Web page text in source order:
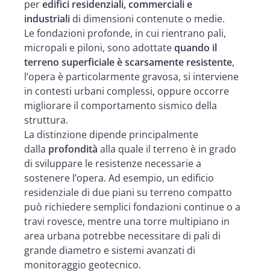
peredifici residenziali, commerciali e
industriali di dimensioni contenute o medie.
Le fondazioni profonde, in cui rientrano pali,
micropali e piloni, sono adottatequando il
terreno superficiale è scarsamente resistente,
l’opera è particolarmente gravosa, si interviene
in contesti urbani complessi, oppure occorre
migliorare il comportamento sismico della
struttura.
La distinzione dipende principalmente
dalla profondità alla quale il terreno è in grado
di sviluppare le resistenze necessarie a
sostenere l’opera. Ad esempio, un edificio
residenziale di due piani su terreno compatto
può richiedere semplici fondazioni continue o a
travi rovesce, mentre una torre multipiano in
area urbana potrebbe necessitare di pali di
grande diametro e sistemi avanzati di
monitoraggio geotecnico.